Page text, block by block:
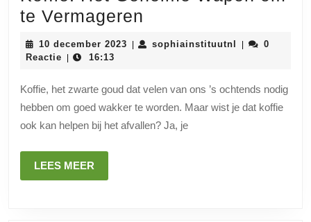
te Vermageren
Het
om
te
10 december 2023 10
sophiainstituutnl
0
Reactie
16:13
Koffie, het zwarte goud dat velen van ons ’s ochtends nodig
hebben om goed wakker te worden. Maar wist je dat koffie
ook kan helpen bij het afvallen? Ja, je
LEES MEER
MEER